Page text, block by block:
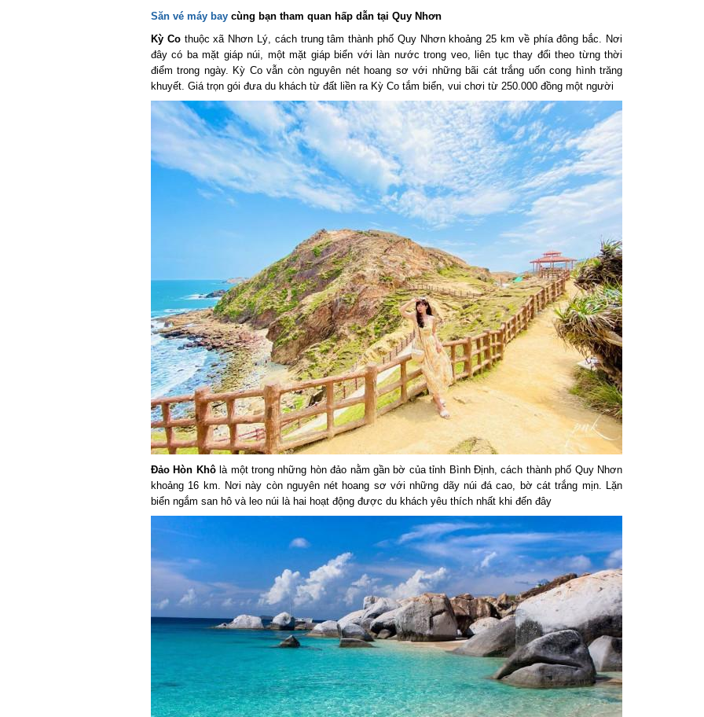
Săn vé máy baycùng bạn tham quan hấp dẫn tại Quy Nhơn
Kỳ Cothuộc xã Nhơn Lý, cách trung tâm thành phố Quy Nhơn khoảng 25 km về phía đông bắc. Nơi
đây có ba mặt giáp núi, một mặt giáp biển với làn nước trong veo, liên tục thay đổi theo từng thời
điểm trong ngày. Kỳ Co vẫn còn nguyên nét hoang sơ với những bãi cát trắng uốn cong hình trăng
khuyết. Giá trọn gói đưa du khách từ đất liền ra Kỳ Co tắm biển, vui chơi từ 250.000 đồng một người
Đảo Hòn Khôlà một trong những hòn đảo nằm gần bờ của tỉnh Bình Định, cách thành phố Quy Nhơn
khoảng 16 km. Nơi này còn nguyên nét hoang sơ với những dãy núi đá cao, bờ cát trắng mịn. Lặn
biển ngắm san hô và leo núi là hai hoạt động được du khách yêu thích nhất khi đến đây